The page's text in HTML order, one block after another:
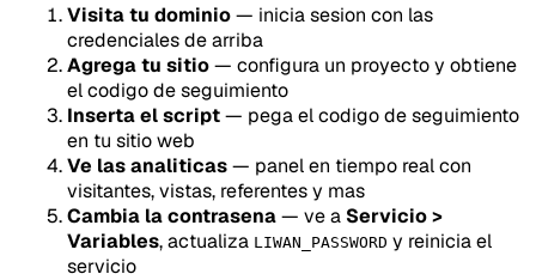
Visita tu dominio— inicia sesion con las
credenciales de arriba
Agrega tu sitio— configura un proyecto y obtiene
el codigo de seguimiento
Inserta el script— pega el codigo de seguimiento
en tu sitio web
Ve las analiticas— panel en tiempo real con
visitantes, vistas, referentes y mas
Cambia la contrasena— ve a Servicio >
Variables, actualiza LIWAN_PASSWORD y reinicia el
servicio